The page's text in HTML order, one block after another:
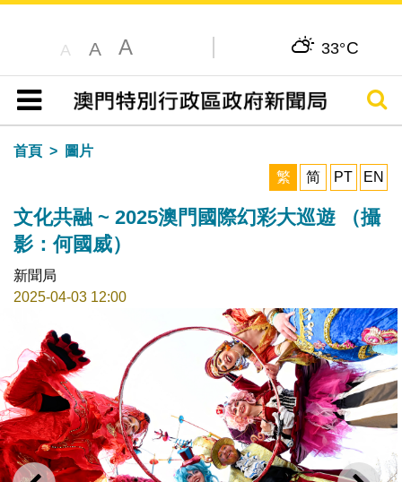
A A A 33°C
目錄
搜尋
首頁
圖片
繁
简 PT EN
文化共融 ~ 2025澳門國際幻彩大巡遊 （攝
影：何國威）
新聞局
2025-04-03 12:00